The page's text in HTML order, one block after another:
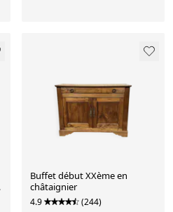
Buffet début XXème en
châtaignier
4.9 (244)